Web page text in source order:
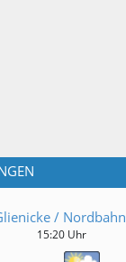
/ Nordbahn
15:20 Uhr